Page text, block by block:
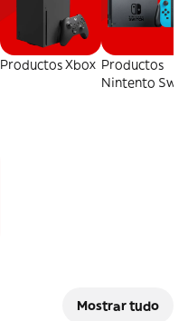
Productos Xbox Productos
Nintento
Mostrar tudo